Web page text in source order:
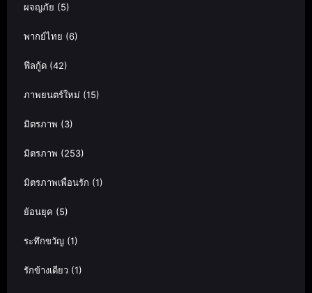
ผจญภัย (5)
พากย์ไทย (6)
ฟีลกู้ด (42)
ภาพยนตร์ใหม่ (15)
มิตรภาพ (3)
มิตรภาพ (253)
มิตรภาพเพื่อนรัก (1)
ย้อนยุค (5)
ระทึกขวัญ (1)
รักข้างเดียว (1)